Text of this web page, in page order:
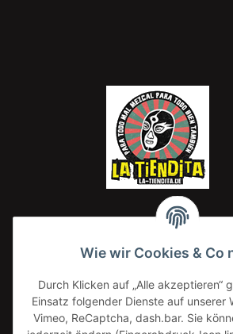
Lemon Drop
20,00 €*
20,00 € pro 1 kg
Wie wir Cookies & Co
Durch Klicken auf „Alle akzeptieren“
Einsatz folgender Dienste auf unserer
Vimeo, ReCaptcha, dash.bar. Sie